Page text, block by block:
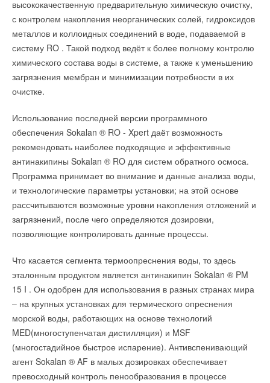
высококачественную предварительную химическую очистку,
с контролем накопления неорганических солей, гидроксидов
металлов и коллоидных соединений в воде, подаваемой в
систему RO . Такой подход ведёт к более полному контролю
химического состава воды в системе, а также к уменьшению
загрязнения мембран и минимизации потребности в их
очистке.
Использование последней версии программного
обеспечения Sokalan ® RO - Xpert даёт возможность
рекомендовать наиболее подходящие и эффективные
антинакипины Sokalan ® RO для систем обратного осмоса.
Программа принимает во внимание и данные анализа воды,
и технологические параметры установки; на этой основе
рассчитываются возможные уровни накопления отложений и
загрязнений, после чего определяются дозировки,
позволяющие контролировать данные процессы.
Что касается сегмента термоопреснения воды, то здесь
эталонным продуктом является антинакипин Sokalan ® PM
15 I . Он одобрен для использования в разных странах мира
– на крупных установках для термического опреснения
морской воды, работающих на основе технологий
MED(многоступенчатая дистилляция) и MSF
(многостадийное быстрое испарение). Антивспенивающий
агент Sokalan ® AF в малых дозировках обеспечивает
превосходный контроль пенообразования в процессе
→
Впервые в России: инфракрасный нагревательный
ЖУРНАЛ СОК СЕНТЯБРЬ 2018
→ Новая серия водонагревателей Timberk
НОВОСТИ СОК 6 АПРЕЛЯ 2018
→
Радиаторы Compact (SLX) – победитель «Контрольной
закупки» Первого канала
НОВОСТИ СОК 30 НОЯБРЯ 2017
→ Водонагреватели серии Limerence
→ К сезону: выбор электрического водонагревателя
НОВОСТИ СОК 23 МАЯ 2015
→ Новый увлажнитель-ароматизатор воздуха Timberk
→
электрические водонагреватели
→
Timberk Black Pearl: победа в номинации Продукт года -
2014
→ Новые модели тепловентиляторов Timberk
НОВОСТИ СОК 17 СЕНТЯБРЯ 2013
→ Однофазные проточные водонагреватели. Обзор рынка
ЖУРНАЛ СОК ИЮНЬ 2013
Уведомления отключены
Комментарии
В этой теме еще нет комментариев
Ваш E-mail *
железа не высвобождаются из фотокатализатора.
Новые катализаторы также могут быть использованы и в
других приложениях. Например, в качестве аксессуаров для
плавательных бассейнов, которые эффективно и
непрерывно очищают воду.
→
Новая автоматическая система умягчения JUDO i-soft
PRO L
НОВОСТИ СОК 20 ИЮЛЯ 2026
→ SYRLock — счет на секунды
→
лидеров»
→
Бытовая система доочистки воды на основе обратного
В России хотят создать федеральную систему
мониторинга аварийности в ЖКХ
НОВОСТИ СОК 18 ИЮНЯ 2026
для холодной воды на входе в дом
→
водоканалов
→
Влияние концентрации активного ила на скорость
потребления кислорода в системах биоочистки сточных
ЖУРНАЛ СОК МАЙ 2026